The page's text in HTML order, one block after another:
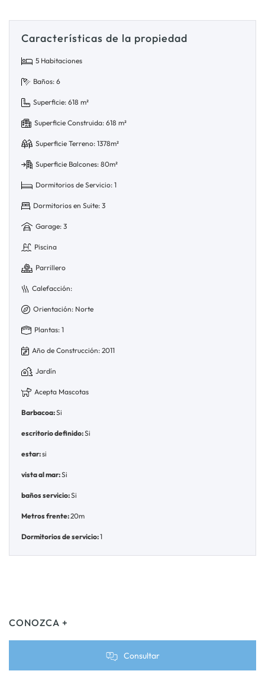
Características de la propiedad
5 Habitaciones
Baños: 6
Superficie: 618 m²
Superficie Construida: 618 m²
Superficie Terreno: 1378m²
Superficie Balcones: 80m²
Dormitorios de Servicio: 1
Dormitorios en Suite: 3
Garage: 3
Piscina
Parrillero
Calefacción:
Orientación: Norte
Plantas: 1
Año de Construcción: 2011
Jardín
Acepta Mascotas
Barbacoa:Si
escritorio definido:Si
estar:si
vista al mar:Si
baños servicio:Si
Metros frente:20m
Dormitorios de servicio:1
CONOZCA +
Consultar